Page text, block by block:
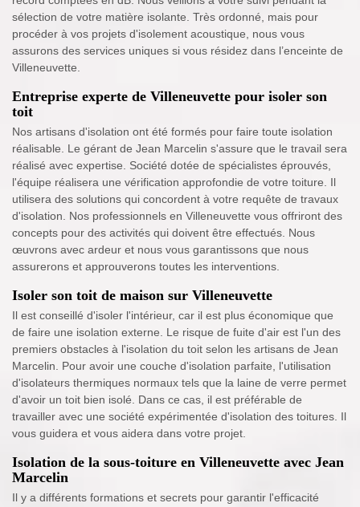
sélection de votre matière isolante. Très ordonné, mais pour
procéder à vos projets d'isolement acoustique, nous vous
assurons des services uniques si vous résidez dans l’enceinte de
Villeneuvette.
Entreprise experte de Villeneuvette pour isoler son
toit
Nos artisans d'isolation ont été formés pour faire toute isolation
réalisable. Le gérant de Jean Marcelin s'assure que le travail sera
réalisé avec expertise. Société dotée de spécialistes éprouvés,
l'équipe réalisera une vérification approfondie de votre toiture. Il
utilisera des solutions qui concordent à votre requête de travaux
d'isolation. Nos professionnels en Villeneuvette vous offriront des
concepts pour des activités qui doivent être effectués. Nous
œuvrons avec ardeur et nous vous garantissons que nous
assurerons et approuverons toutes les interventions.
Isoler son toit de maison sur Villeneuvette
Il est conseillé d'isoler l'intérieur, car il est plus économique que
de faire une isolation externe. Le risque de fuite d'air est l'un des
premiers obstacles à l'isolation du toit selon les artisans de Jean
Marcelin. Pour avoir une couche d'isolation parfaite, l'utilisation
d'isolateurs thermiques normaux tels que la laine de verre permet
d'avoir un toit bien isolé. Dans ce cas, il est préférable de
travailler avec une société expérimentée d'isolation des toitures. Il
vous guidera et vous aidera dans votre projet.
Isolation de la sous-toiture en Villeneuvette avec Jean
Marcelin
Il y a différents formations et secrets pour garantir l'efficacité